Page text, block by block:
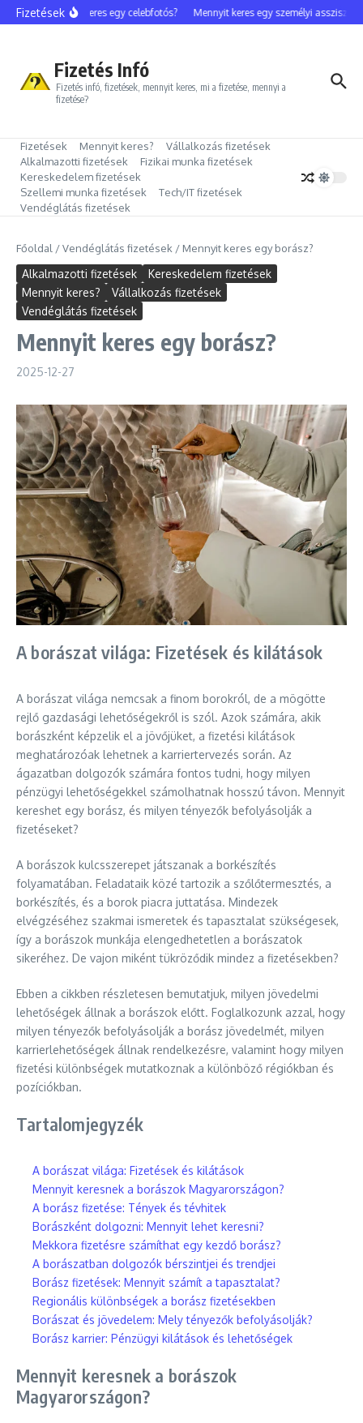
Ugrás a tartalomhoz
Fizetések
Mennyit keres egy celebfotós? Mennyit keres egy személyi asszisztens?
Fizetés Infó
Fizetés infó, fizetések, mennyit keres, mi a fizetése, mennyi a
fizetése?
Fizetések Mennyit keres?
Vállalkozás fizetések
Alkalmazotti fizetések
Fizikai munka fizetések
Kereskedelem fizetések
Szellemi munka fizetések
Tech/IT fizetések
Vendéglátás fizetések
Főoldal /Vendéglátás fizetések / Mennyit keres egy borász?
Alkalmazotti fizetések
Kereskedelem fizetések
Mennyit keres?
Vállalkozás fizetések
Vendéglátás fizetések
Mennyit keres egy borász?
2025-12-27
A borászat világa: Fizetések és kilátások
A borászat világa nemcsak a finom borokról, de a mögötte
rejlő gazdasági lehetőségekről is szól. Azok számára, akik
borászként képzelik el a jövőjüket, a fizetési kilátások
meghatározóak lehetnek a karriertervezés során. Az
ágazatban dolgozók számára fontos tudni, hogy milyen
pénzügyi lehetőségekkel számolhatnak hosszú távon. Mennyit
kereshet egy borász, és milyen tényezők befolyásolják a
fizetéseket?
A borászok kulcsszerepet játszanak a borkészítés
folyamatában. Feladataik közé tartozik a szőlőtermesztés, a
borkészítés, és a borok piacra juttatása. Mindezek
elvégzéséhez szakmai ismeretek és tapasztalat szükségesek,
így a borászok munkája elengedhetetlen a borászatok
sikeréhez. De vajon miként tükröződik mindez a fizetésekben?
Ebben a cikkben részletesen bemutatjuk, milyen jövedelmi
lehetőségek állnak a borászok előtt. Foglalkozunk azzal, hogy
milyen tényezők befolyásolják a borász jövedelmét, milyen
karrierlehetőségek állnak rendelkezésre, valamint hogy milyen
fizetési különbségek mutatkoznak a különböző régiókban és
pozíciókban.
Tartalomjegyzék
A borászat világa: Fizetések és kilátások
Mennyit keresnek a borászok Magyarországon?
A borász fizetése: Tények és tévhitek
Borászként dolgozni: Mennyit lehet keresni?
Mekkora fizetésre számíthat egy kezdő borász?
A borászatban dolgozók bérszintjei és trendjei
Borász fizetések: Mennyit számít a tapasztalat?
Regionális különbségek a borász fizetésekben
Borászat és jövedelem: Mely tényezők befolyásolják?
Borász karrier: Pénzügyi kilátások és lehetőségek
Mennyit keresnek a borászok
Magyarországon?